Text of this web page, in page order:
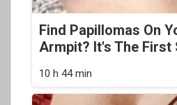
Find Papillomas On
Armpit? It's The First
10 h 44 min